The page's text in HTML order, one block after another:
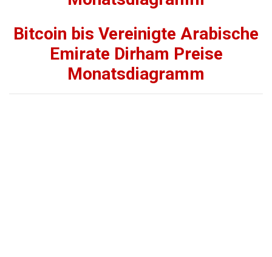
Bitcoin bis Vereinigte Arabische
Emirate Dirham Preise
Monatsdiagramm